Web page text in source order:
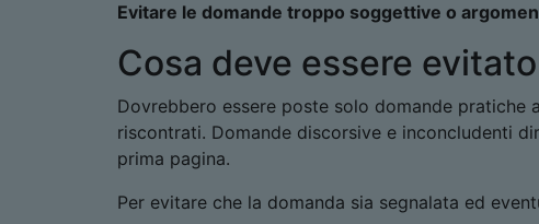
Evitare le domande troppo soggettive o
Cosa deve essere
Dovrebbero essere poste solo domande pratiche
riscontrati. Domande discorsive e inconcludenti
prima pagina.
Per evitare che la domanda sia segnalata ed